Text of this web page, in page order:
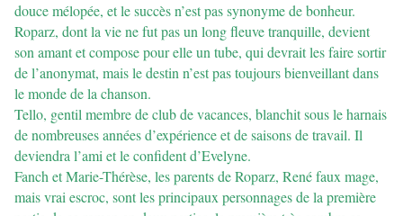
douce mélopée, et le succès n’est pas synonyme de bonheur.
Roparz, dont la vie ne fut pas un long fleuve tranquille, devient
son amant et compose pour elle un tube, qui devrait les faire sortir
de l’anonymat, mais le destin n’est pas toujours bienveillant dans
le monde de la chanson.
Tello, gentil membre de club de vacances, blanchit sous le harnais
de nombreuses années d’expérience et de saisons de travail. Il
deviendra l’ami et le confident d’Evelyne.
Fanch et Marie-Thérèse, les parents de Roparz, René faux mage,
mais vrai escroc, sont les principaux personnages de la première